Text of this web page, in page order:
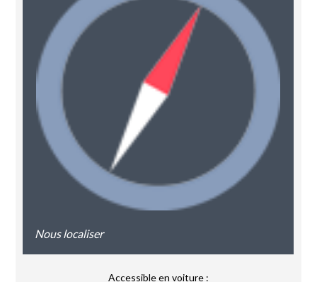
Nous localiser
Accessible en voiture :